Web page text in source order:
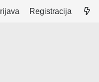
Registracija